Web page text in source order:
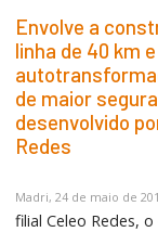
Envolve a
linha de 40 km
de maior
desenvolvido
Redes
Madri, 24 de maio de
filial Celeo Redes,